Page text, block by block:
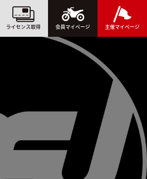
ライセンス取得 会員マイページ 主催マイページ